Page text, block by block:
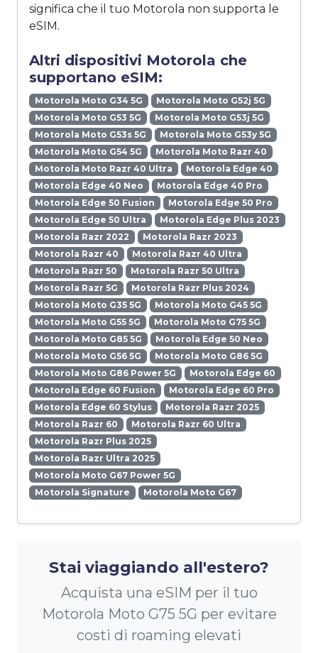
significa che il tuo Motorola non supporta le
eSIM.
Altri dispositivi Motorola che
supportano eSIM:
Motorola Moto G34 5G
Motorola Moto G52j 5G
Motorola Moto G53 5G
Motorola Moto G53j 5G
Motorola Moto G53s 5G
Motorola Moto G53y 5G
Motorola Moto G54 5G
Motorola Moto Razr 40
Motorola Moto Razr 40 Ultra
Motorola Edge 40
Motorola Edge 40 Neo
Motorola Edge 40 Pro
Motorola Edge 50 Fusion
Motorola Edge 50 Pro
Motorola Edge 50 Ultra
Motorola Edge Plus 2023
Motorola Razr 2022
Motorola Razr 2023
Motorola Razr 40
Motorola Razr 40 Ultra
Motorola Razr 50
Motorola Razr 50 Ultra
Motorola Razr 5G
Motorola Razr Plus 2024
Motorola Moto G35 5G
Motorola Moto G45 5G
Motorola Moto G55 5G
Motorola Moto G75 5G
Motorola Moto G85 5G
Motorola Edge 50 Neo
Motorola Moto G56 5G
Motorola Moto G86 5G
Motorola Moto G86 Power 5G
Motorola Edge 60
Motorola Edge 60 Fusion
Motorola Edge 60 Pro
Motorola Edge 60 Stylus
Motorola Razr 2025
Motorola Razr 60
Motorola Razr 60 Ultra
Motorola Razr Plus 2025
Motorola Razr Ultra 2025
Motorola Moto G67 Power 5G
Motorola Signature
Motorola Moto G67
Stai viaggiando all'estero?
Acquista una eSIM per il tuo
Motorola Moto G75 5G per evitare
costi di roaming elevati